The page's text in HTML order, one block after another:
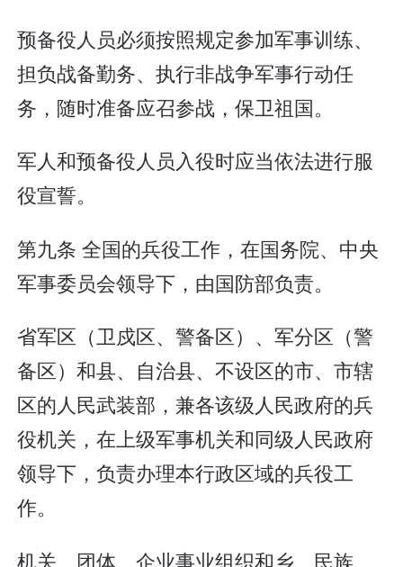
预备役人员必须按照规定参加军事训练、
担负战备勤务、执行非战争军事行动任
务，随时准备应召参战，保卫祖国。
军人和预备役人员入役时应当依法进行服
役宣誓。
第九条 全国的兵役工作，在国务院、中央
军事委员会领导下，由国防部负责。
省军区（卫戍区、警备区）、军分区（警
备区）和县、自治县、不设区的市、市辖
区的人民武装部，兼各该级人民政府的兵
役机关，在上级军事机关和同级人民政府
领导下，负责办理本行政区域的兵役工
作。
机关、团体、企业事业组织和乡、民族